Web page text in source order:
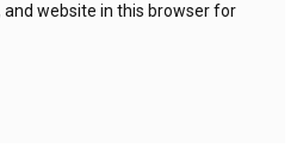
and website in this browser for